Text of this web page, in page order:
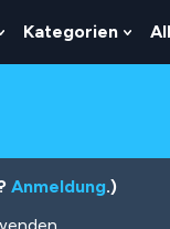
Show
Submenu
Kategorien
Anmeldung.)